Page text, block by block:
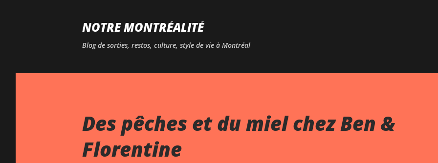
NOTRE MONTRÉALITÉ
Blog de sorties, restos, culture, style de vie à Montréal
Des pêches et du miel chez Ben &
Florentine